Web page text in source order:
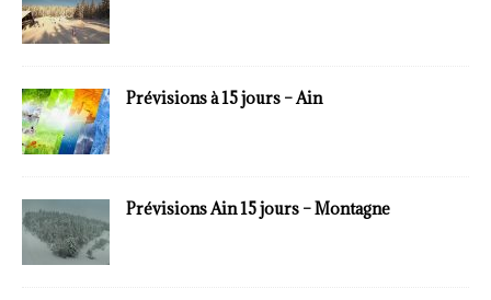
Prévisions à 15 jours – Ain
Prévisions Ain 15 jours – Montagne